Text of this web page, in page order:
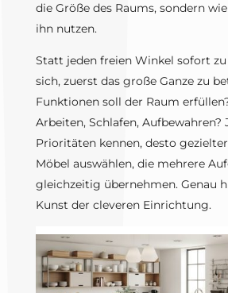
die Größe des Raums, sondern
ihn nutzen.
Statt jeden freien Winkel sofort
sich, zuerst das große Ganze zu
Funktionen soll der Raum
Arbeiten, Schlafen, Aufbewahren?
Prioritäten kennen, desto
Möbel auswählen, die mehrere
gleichzeitig übernehmen. Genau
Kunst der cleveren Einrichtung.